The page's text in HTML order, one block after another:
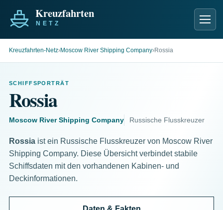
Kreuzfahrten-Netz›Moscow River Shipping Company›Rossia
SCHIFFSPORTRÄT
Rossia
Moscow River Shipping Company Russische Flusskreuzer
Rossia ist ein Russische Flusskreuzer von Moscow River
Shipping Company. Diese Übersicht verbindet stabile
Schiffsdaten mit den vorhandenen Kabinen- und
Deckinformationen.